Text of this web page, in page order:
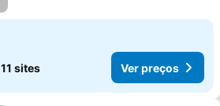
11 sites Ver preços